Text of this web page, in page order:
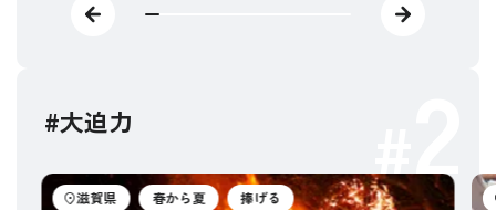
2
#大迫力
滋賀県 春から夏 捧げる